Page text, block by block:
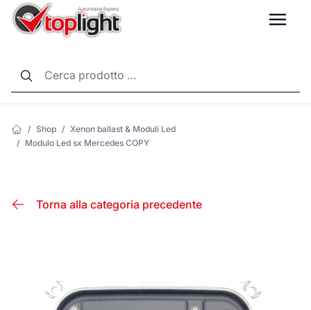
/ Shop / Xenon ballast & Moduli Led
/ Modulo Led sx Mercedes COPY
Torna alla categoria precedente